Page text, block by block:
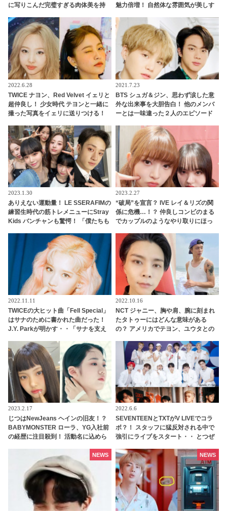
に写りこんだ完璧すぎる肉体美を持
魅力倍増！ 自然体な雰囲気が美しす
2022.6.28
TWICE ナヨン、Red Velvet イェリと
超仲良し！ 少女時代 テヨンと一緒に
撮った写真をイェリに送りつける！
2021.7.23
BTS シュガ＆ジン、思わず涙した意
外な出来事を大胆告白！ 他のメンバ
ーとは一味違った２人のエピソード
しな２人の息ピッタリな回答にほっ
こり
2023.1.30
ありえない運動量！ LE SSERAFIMの
練習生時代の筋トレメニューにStray
Kids バンチャンも驚愕！ 「僕たちも
2023.2.27
“破局”を宣言？ IVE レイ＆リズの関
係に危機…！？ 仲良しコンビのまる
でカップルのようなやり取りにほっ
2022.11.11
TWICEの大ヒット曲「Fell Special」
はサナのために書かれた曲だった！
J.Y. Parkが明かす・・「サナを支え
彼女たちの友情に敬意を表す
2022.10.16
NCT ジャニー、胸や肩、腕に刻まれ
たタトゥーにはどんな意味がある
の？ アメリカでテヨン、ユウタとの
2023.2.17
じつはNewJeans ヘインの旧友！？
BABYMONSTER ローラ、YG入社前
の経歴に注目殺到！ 活動名に込めら
2022.6.6
SEVENTEENとTXTがV LIVEでコラ
ボ？！ スタッフに猛反対される中で
強引にライブをスタート・・ とつぜ
トのファンが大興奮
NEWS NEWS